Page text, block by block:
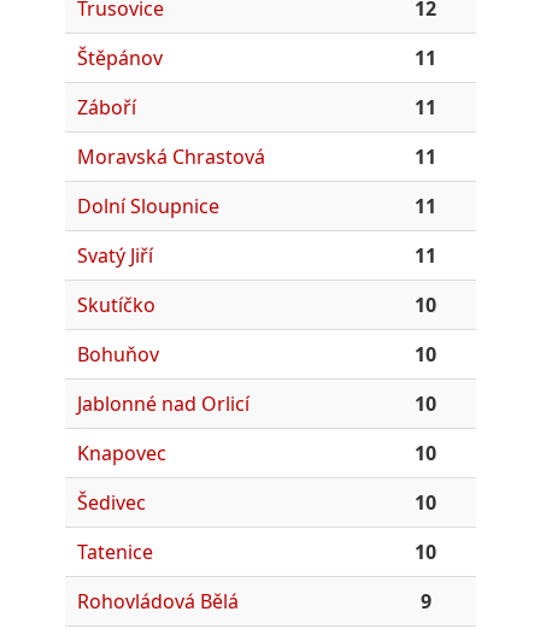
Trusovice
12
Štěpánov
11
Záboří
11
Moravská Chrastová
11
Dolní Sloupnice
11
Svatý Jiří
11
Skutíčko
10
Bohuňov
10
Jablonné nad Orlicí
10
Knapovec
10
Šedivec
10
Tatenice
10
Rohovládová Bělá
9